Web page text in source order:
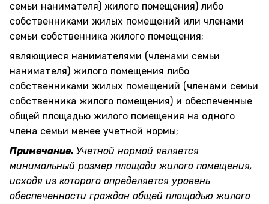
семьи нанимателя) жилого помещения) либо
собственниками жилых помещений или членами
семьи собственника жилого помещения;
являющиеся нанимателями (членами семьи
нанимателя) жилого помещения либо
собственниками жилых помещений (членами семьи
собственника жилого помещения) и обеспеченные
общей площадью жилого помещения на одного
члена семьи менее учетной нормы;
Примечание. Учетной нормой является
минимальный размер площади жилого помещения,
исходя из которого определяется уровень
обеспеченности граждан общей площадью жилого